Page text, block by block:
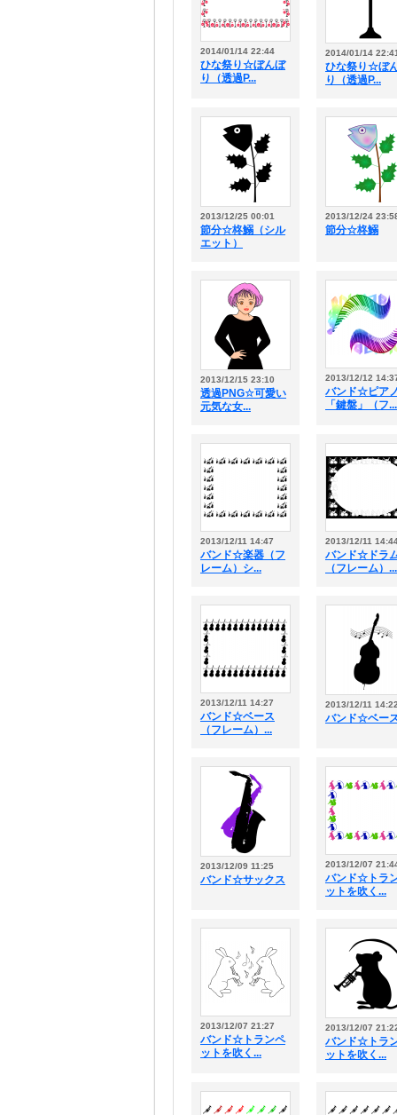
2014/01/14 22:44
ひな祭り☆ぼんぼ
り（透過P...
2014/01/14
ひな祭り☆ぼ
り（透過P...
2013/12/25 00:01
節分☆柊鰯（シル
エット）
2013/12/24
節分☆柊鰯
2013/12/15 23:10
透過PNG☆可愛い
元気な女...
2013/12/12
バンド☆ピア
「鍵盤」（フ...
2013/12/11 14:47
バンド☆楽器（フ
レーム）シ...
2013/12/11
バンド☆ドラ
（フレーム）...
2013/12/11 14:27
バンド☆ベース
（フレーム）...
2013/12/11
バンド☆ベー
2013/12/09 11:25
バンド☆サックス
2013/12/07
バンド☆トラ
ットを吹く...
2013/12/07 21:27
バンド☆トランペ
ットを吹く...
2013/12/07
バンド☆トラ
ットを吹く...